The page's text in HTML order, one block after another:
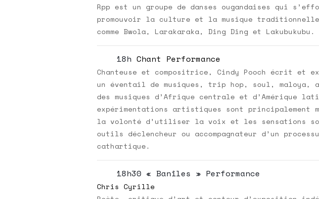
Rpp est un groupe de danses ougandaises qui
promouvoir la culture et la musique
comme Bwola, Larakaraka, Ding Ding et Lakubukubu.
18h Chant Performance
Chanteuse et compositrice, Cindy Pooch écrit et
un éventail de musiques, trip hop, soul, maloya,
des musiques d’Afrique centrale et d’Amérique
expérimentations artistiques sont principalement
la volonté d’utiliser la voix et les sensations
outils déclencheur ou accompagnateur d’un
cathartique.
18h30 « Banîles » Performance
Chris Cyrille